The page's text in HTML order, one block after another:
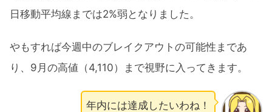
日移動平均線までは2%弱となりました。
やもすれば今週中のブレイクアウトの可能性まであ
り、9月の高値（4,110）まで視野に入ってきます。
年内には達成したいわね！